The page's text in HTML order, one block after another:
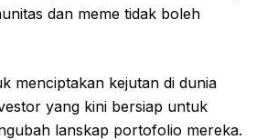
dan meme tidak boleh
menciptakan kejutan di dunia
yang kini bersiap untuk
lanskap portofolio mereka.